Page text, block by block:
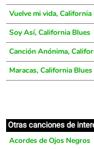
Vuelve mi vida, California
Soy Así, California Blues
Canción Anónima,
Maracas, California Blues
Otras canciones de
Acordes de Ojos Negros